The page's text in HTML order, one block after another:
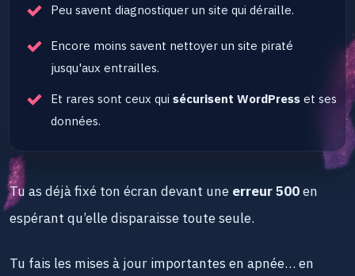
Peu savent diagnostiquer un site qui déraille.
Encore moins savent nettoyer un site piraté
jusqu'aux entrailles.
Et rares sont ceux qui sécurisent WordPresset ses
données.
Tu as déjà fixé ton écran devant uneerreur 500en
espérant qu’elle disparaisse toute seule.
Tu fais les mises à jour importantes en apnée…en